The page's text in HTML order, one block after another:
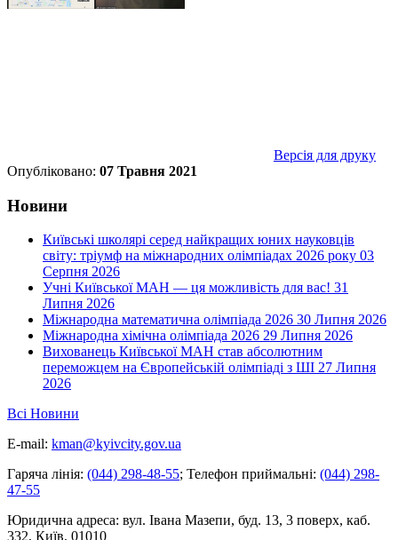
Версія для друку
Опубліковано: 07 Травня 2021
Новини
Київські школярі серед найкращих юних науковців
світу: тріумф на міжнародних олімпіадах 2026 року 03
Серпня 2026
Учні Київської МАН — ця можливість для вас! 31
Липня 2026
Міжнародна математична олімпіада 2026 30 Липня 2026
Міжнародна хімічна олімпіада 2026 29 Липня 2026
Вихованець Київської МАН став абсолютним
переможцем на Європейській олімпіаді з ШІ 27 Липня
2026
Всі Новини
E-mail: kman@kyivcity.gov.ua
Гаряча лінія: (044) 298-48-55; Телефон приймальні: (044) 298-
47-55
Юридична адреса: вул. Івана Мазепи, буд. 13, 3 поверх, каб.
332, Київ, 01010